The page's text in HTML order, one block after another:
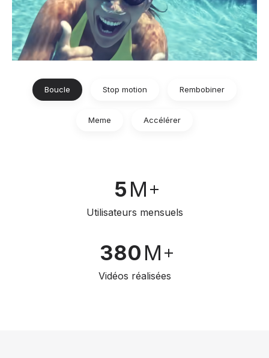
Boucle Stop motion Rembobiner
Meme Accélérer
5M
Utilisateurs mensuels
380M
Vidéos réalisées